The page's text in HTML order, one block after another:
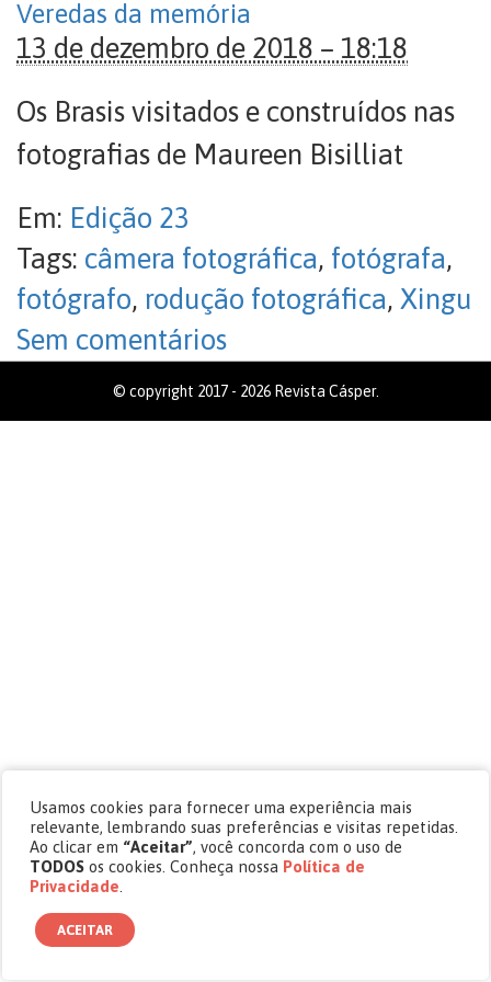
Veredas da memória
13 de dezembro de 2018 – 18:18
Os Brasis visitados e construídos nas
fotografias de Maureen Bisilliat
Em: Edição 23
Tags: câmera fotográfica, fotógrafa,
fotógrafo, rodução fotográfica, Xingu
Sem comentários
© copyright 2017 - 2026 Revista Cásper.
Usamos cookies para fornecer uma experiência mais
relevante, lembrando suas preferências e visitas repetidas.
Ao clicar em “Aceitar”, você concorda com o uso de
TODOS os cookies. Conheça nossa Política de
Privacidade
ACEITAR